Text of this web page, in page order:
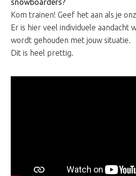
snowboarders?
Kom trainen! Geef het aan als je
Er is hier veel individuele aandacht
wordt gehouden met jouw situatie.
Dit is heel prettig.